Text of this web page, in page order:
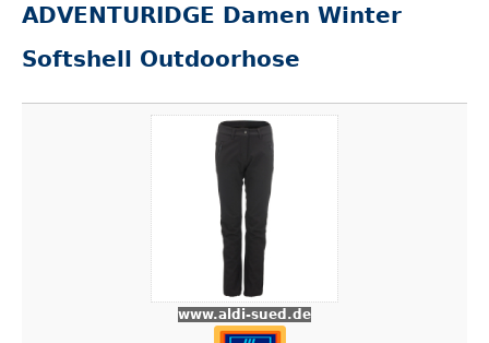
ADVENTURIDGE Damen Winter
Softshell Outdoorhose
www.aldi-sued.de